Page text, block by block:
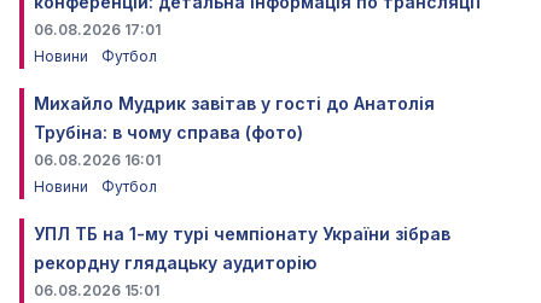
06.08.2026 17:01
Новини
Футбол
Михайло Мудрик завітав у гості до Анатолія
Трубіна: в чому справа (фото)
06.08.2026 16:01
Новини
Футбол
УПЛ ТБ на 1-му турі чемпіонату України зібрав
рекордну глядацьку аудиторію
06.08.2026 15:01